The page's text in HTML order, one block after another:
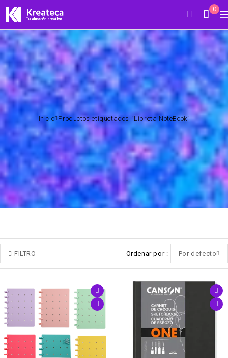
0
Inicio Productos etiquetados “Libreta NoteBook”
FILTRO Ordenar por Por defecto